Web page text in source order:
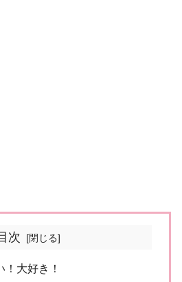
次
！大好き！